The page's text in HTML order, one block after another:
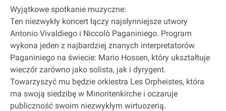
Wyjątkowe spotkanie muzyczne:
Ten niezwykły koncert łączy najsłynniejsze utwory
Antonio Vivaldiego i Niccolò Paganiniego. Program
wykona jeden z najbardziej znanych interpretatorów
Paganiniego na świecie: Mario Hossen, który ukształtuje
wieczór zarówno jako solista, jak i dyrygent.
Towarzyszyć mu będzie orkiestra Les Orpheistes, która
ma swoją siedzibę w Minoritenkirche i oczaruje
publiczność swoim niezwykłym wirtuozerią.